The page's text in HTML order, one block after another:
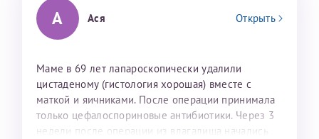
А Ася Открыть
Маме в 69 лет лапароскопически удалили
цистаденому (гистология хорошая) вместе с
маткой и яичниками. После операции принимала
только цефалоспориновые антибиотики. Через 3
недели после операции из влагалища начались
Телефон*
Электронная почта*
скан 2-3 страниц паспорта пациента и